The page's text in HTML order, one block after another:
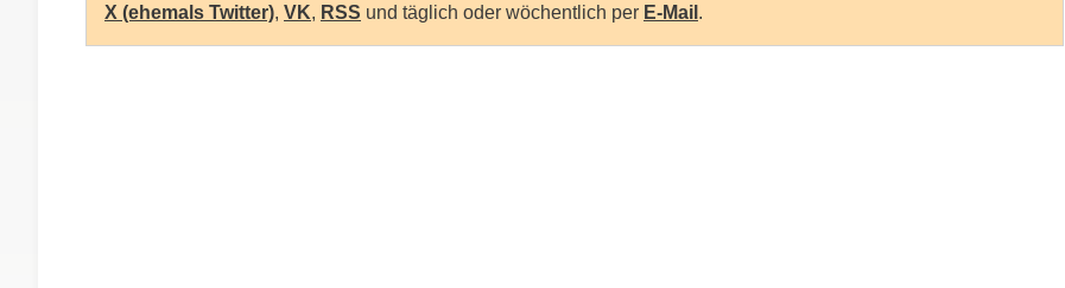
X (ehemals Twitter), VK, RSS und täglich oder wöchentlich per E-Mail .